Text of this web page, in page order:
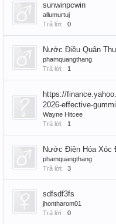
sunwinpcwin
allumurtuj
Trả lời:
0
Nước Điều Quân
phamquangthang
Trả lời:
1
https://
2026-effective-
Wayne Hitcee
Trả lời:
1
Nước Điện Hóa Xóc
phamquangthang
Trả lời:
3
sdfsdf3fs
jhontharom01
Trả lời:
0